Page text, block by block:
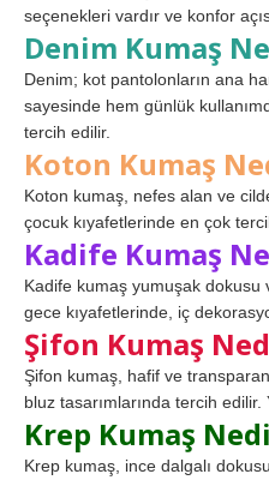
seçenekleri vardır ve konfor
Denim Kumaş
Denim; kot pantolonların ana
sayesinde hem günlük
tercih edilir.
Koton Kumaş
Koton kumaş, nefes alan ve
çocuk kıyafetlerinde en çok
Kadife Kumaş
Kadife kumaş yumuşak dokusu
gece kıyafetlerinde, iç
Şifon Kumaş
Şifon kumaş, hafif ve
bluz tasarımlarında tercih
Krep Kumaş
Krep kumaş, ince dalgalı